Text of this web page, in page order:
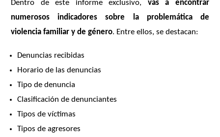
Dentro de este informe exclusivo, vas a encontrar
numerosos indicadores sobre la problemática de
violencia familiar y de género. Entre ellos, se destacan:
Denuncias recibidas
Horario de las denuncias
Tipo de denuncia
Clasificación de denunciantes
Tipos de víctimas
Tipos de agresores